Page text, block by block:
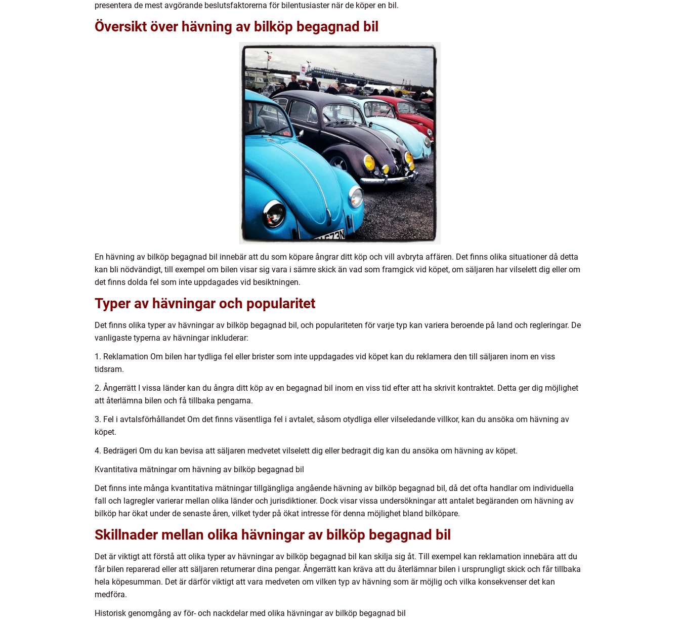
presentera de mest avgörande beslutsfaktorerna för bilentusiaster när de köper en bil.
Översikt över hävning av bilköp begagnad bil
En hävning av bilköp begagnad bil innebär att du som köpare ångrar ditt köp och vill avbryta affären. Det finns olika situationer då detta
kan bli nödvändigt, till exempel om bilen visar sig vara i sämre skick än vad som framgick vid köpet, om säljaren har vilselett dig eller om
det finns dolda fel som inte uppdagades vid besiktningen.
Typer av hävningar och popularitet
Det finns olika typer av hävningar av bilköp begagnad bil, och populariteten för varje typ kan variera beroende på land och regleringar. De
vanligaste typerna av hävningar inkluderar:
1. Reklamation Om bilen har tydliga fel eller brister som inte uppdagades vid köpet kan du reklamera den till säljaren inom en viss
tidsram.
2. Ångerrätt I vissa länder kan du ångra ditt köp av en begagnad bil inom en viss tid efter att ha skrivit kontraktet. Detta ger dig möjlighet
att återlämna bilen och få tillbaka pengarna.
3. Fel i avtalsförhållandet Om det finns väsentliga fel i avtalet, såsom otydliga eller vilseledande villkor, kan du ansöka om hävning av
köpet.
4. Bedrägeri Om du kan bevisa att säljaren medvetet vilselett dig eller bedragit dig kan du ansöka om hävning av köpet.
Kvantitativa mätningar om hävning av bilköp begagnad bil
Det finns inte många kvantitativa mätningar tillgängliga angående hävning av bilköp begagnad bil, då det ofta handlar om individuella
fall och lagregler varierar mellan olika länder och jurisdiktioner. Dock visar vissa undersökningar att antalet begäranden om hävning av
bilköp har ökat under de senaste åren, vilket tyder på ökat intresse för denna möjlighet bland bilköpare.
Skillnader mellan olika hävningar av bilköp begagnad bil
Det är viktigt att förstå att olika typer av hävningar av bilköp begagnad bil kan skilja sig åt. Till exempel kan reklamation innebära att du
får bilen reparerad eller att säljaren returnerar dina pengar. Ångerrätt kan kräva att du återlämnar bilen i ursprungligt skick och får tillbaka
hela köpesumman. Det är därför viktigt att vara medveten om vilken typ av hävning som är möjlig och vilka konsekvenser det kan
medföra.
Historisk genomgång av för- och nackdelar med olika hävningar av bilköp begagnad bil